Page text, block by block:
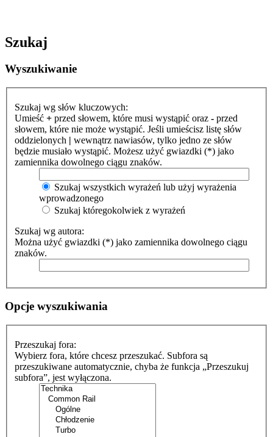
Szukaj
Wyszukiwanie
Szukaj wg słów kluczowych:
Umieść + przed słowem, które musi wystąpić oraz - przed
słowem, które nie może wystąpić. Jeśli umieścisz listę słów
oddzielonych | wewnątrz nawiasów, tylko jedno ze słów
będzie musiało wystąpić. Możesz użyć gwiazdki (*) jako
zamiennika dowolnego ciągu znaków.
Szukaj wszystkich wyrażeń lub użyj wyrażenia
wprowadzonego
Szukaj któregokolwiek z wyrażeń
Szukaj wg autora:
Można użyć gwiazdki (*) jako zamiennika dowolnego ciągu
znaków.
Opcje wyszukiwania
Przeszukaj fora:
Wybierz fora, które chcesz przeszukać. Subfora są
przeszukiwane automatycznie, chyba że funkcja „Przeszukuj
subfora”, jest wyłączona.